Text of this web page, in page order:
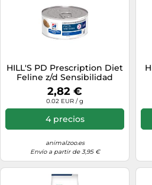
HILL'S PD Prescription Diet
Feline z/d Sensibilidad
alimentaria Lata 6x156 g
2,82 €
0.02 EUR / g
4 precios
animalzoo.es
Envío a partir de 3,95 €